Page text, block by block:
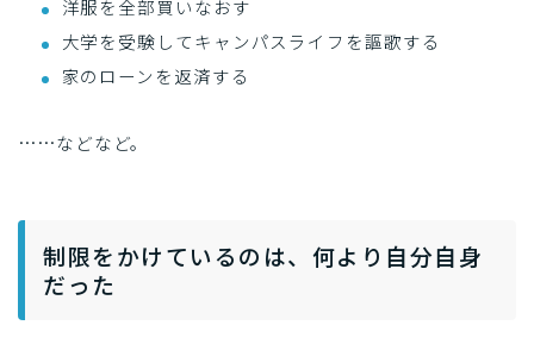
洋服を全部買いなおす
大学を受験してキャンパスライフを謳歌する
家のローンを返済する
……などなど。
制限をかけているのは、何より自分自身
だった